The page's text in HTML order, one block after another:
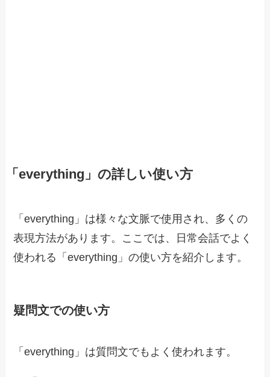
「everything」の詳しい使い方
「everything」は様々な文脈で使用され、多くの
表現方法があります。ここでは、日常会話でよく
使われる「everything」の使い方を紹介します。
疑問文での使い方
「everything」は質問文でもよく使われます。